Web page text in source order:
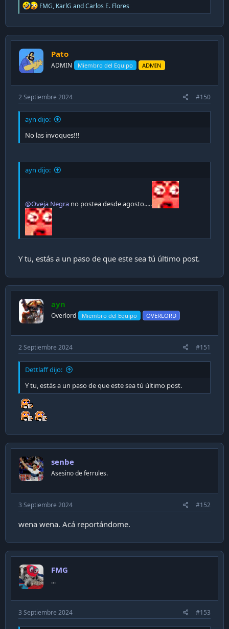
R
e
c
t
n
s
FMG, KarlG andCarlos E. Flores
Pato
ADMIN Miembro del Equipo ADMIN
2 Septiembre 2024 #150
ayn dijo:
No las invoques!!!
ayn dijo:
@Oveja Negra no postea desde agosto.....
Y tu, estás a un paso de que este sea tú último post.
ayn
Overlord Miembro del Equipo OVERLORD
2 Septiembre 2024 #151
Dettlaff dijo:
Y tu, estás a un paso de que este sea tú último post.
senbe
Asesino de ferrules.
3 Septiembre 2024 #152
wena wena. Acá reportándome.
FMG
...
3 Septiembre 2024 #153